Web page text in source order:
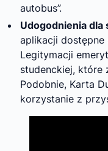
autobus”.
Udogodnienia
aplikacji
Legitymacji
studenckiej, które
Podobnie, Karta
korzystanie z